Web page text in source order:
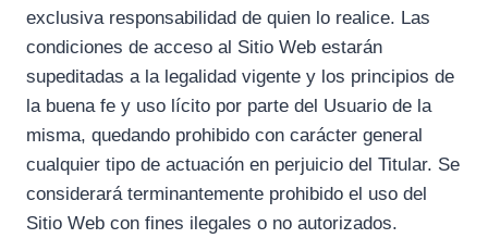
exclusiva responsabilidad de quien lo realice. Las
condiciones de acceso al Sitio Web estarán
supeditadas a la legalidad vigente y los principios de
la buena fe y uso lícito por parte del Usuario de la
misma, quedando prohibido con carácter general
cualquier tipo de actuación en perjuicio del Titular. Se
considerará terminantemente prohibido el uso del
Sitio Web con fines ilegales o no autorizados.